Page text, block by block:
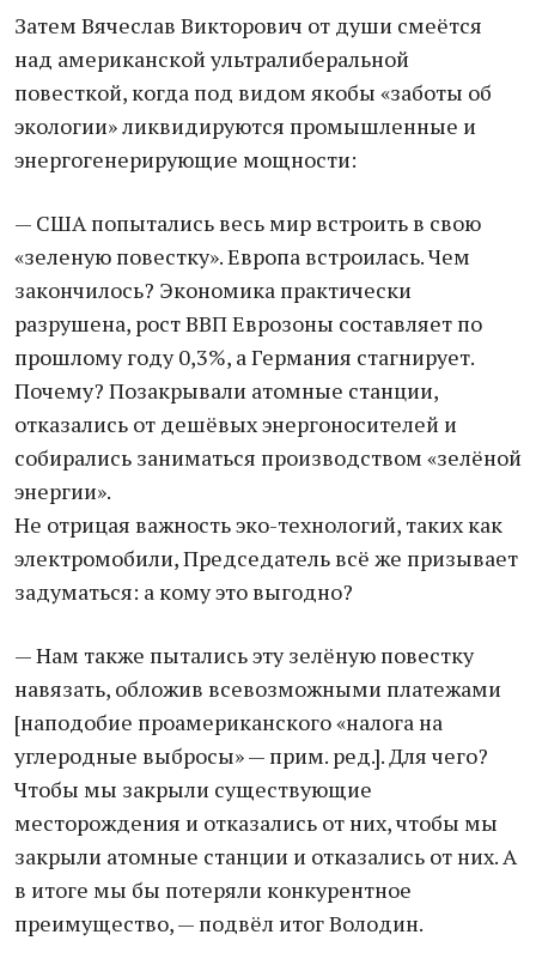
Затем Вячеслав Викторович от души смеётся
над американской ультралиберальной
повесткой, когда под видом якобы «заботы об
экологии» ликвидируются промышленные и
энергогенерирующие мощности:
— США попытались весь мир встроить в свою
«зеленую повестку». Европа встроилась. Чем
закончилось? Экономика практически
разрушена, рост ВВП Еврозоны составляет по
прошлому году 0,3%, а Германия стагнирует.
Почему? Позакрывали атомные станции,
отказались от дешёвых энергоносителей и
собирались заниматься производством «зелёной
энергии».
Не отрицая важность эко-технологий, таких как
электромобили, Председатель всё же призывает
задуматься: а кому это выгодно?
— Нам также пытались эту зелёную повестку
навязать, обложив всевозможными платежами
[наподобие проамериканского «налога на
углеродные выбросы» — прим. ред.]. Для чего?
Чтобы мы закрыли существующие
месторождения и отказались от них, чтобы мы
закрыли атомные станции и отказались от них. А
в итоге мы бы потеряли конкурентное
преимущество, — подвёл итог Володин.